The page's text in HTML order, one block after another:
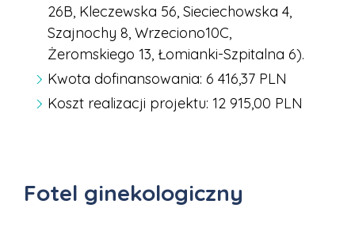
26B, Kleczewska 56, Sieciechowska 4,
Szajnochy 8, Wrzeciono10C,
Żeromskiego 13, Łomianki-Szpitalna 6).
Kwota dofinansowania: 6 416,37 PLN
Koszt realizacji projektu: 12 915,00 PLN
Fotel ginekologiczny